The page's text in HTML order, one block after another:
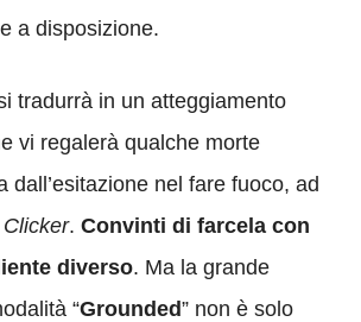
a disposizione.
tradurrà in un atteggiamento
vi regalerà qualche morte
dall’esitazione nel fare fuoco, ad
Clicker. Convinti di farcela con
diverso. Ma la grande
“Grounded” non è solo